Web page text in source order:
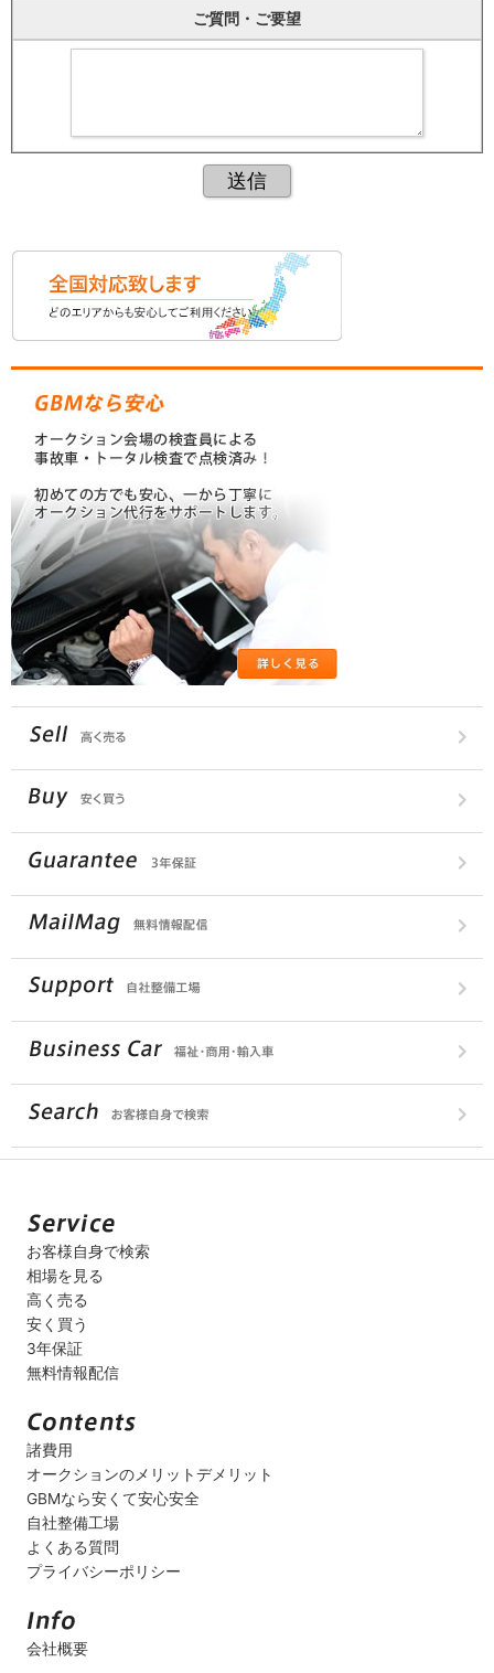
ご質問・ご要望
お客様自身で検索
相場を見る
高く売る
安く買う
3年保証
無料情報配信
諸費用
オークションのメリットデメリット
GBMなら安くて安心安全
自社整備工場
よくある質問
プライバシーポリシー
会社概要